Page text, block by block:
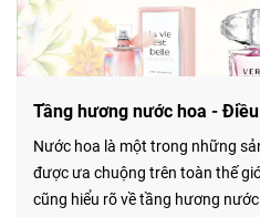
Tầng hương nước hoa -
Nước hoa là một trong những
được ưa chuộng trên toàn thế
cũng hiểu rõ về tầng hương